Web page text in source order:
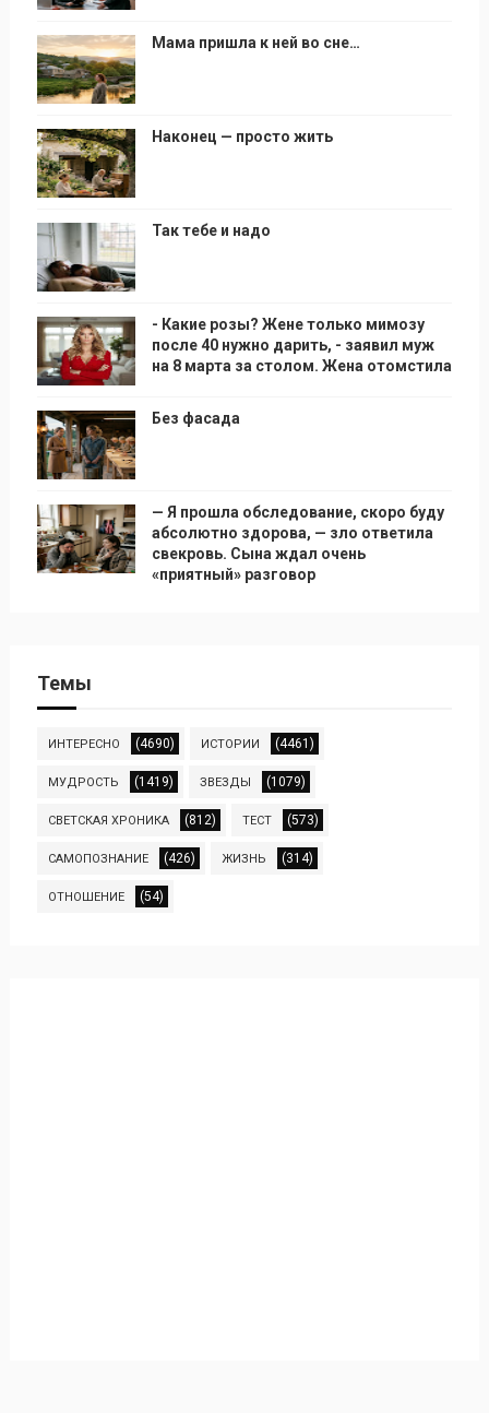
Мама пришла к ней во сне…
Наконец — просто жить
Так тебе и надо
- Какие розы? Жене только мимозу
после 40 нужно дарить, - заявил муж
на 8 марта за столом. Жена отомстила
Без фасада
— Я прошла обследование, скоро буду
абсолютно здорова, — зло ответила
свекровь. Сына ждал очень
«приятный» разговор
Темы
ИНТЕРЕСНО (4690) ИСТОРИИ (4461)
МУДРОСТЬ (1419) ЗВЕЗДЫ (1079)
СВЕТСКАЯ ХРОНИКА (812) ТЕСТ (573)
САМОПОЗНАНИЕ (426) ЖИЗНЬ (314)
ОТНОШЕНИЕ (54)